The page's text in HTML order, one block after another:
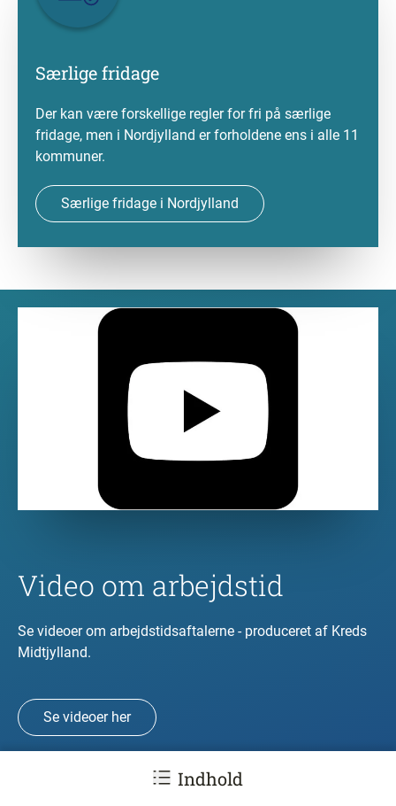
Indhold
Særlige fridage
Der kan være forskellige regler for fri på særlige
fridage, men i Nordjylland er forholdene ens i alle 11
kommuner.
Særlige fridage i Nordjylland
Video om arbejdstid
Se videoer om arbejdstidsaftalerne - produceret af Kreds
Midtjylland.
Se videoer her